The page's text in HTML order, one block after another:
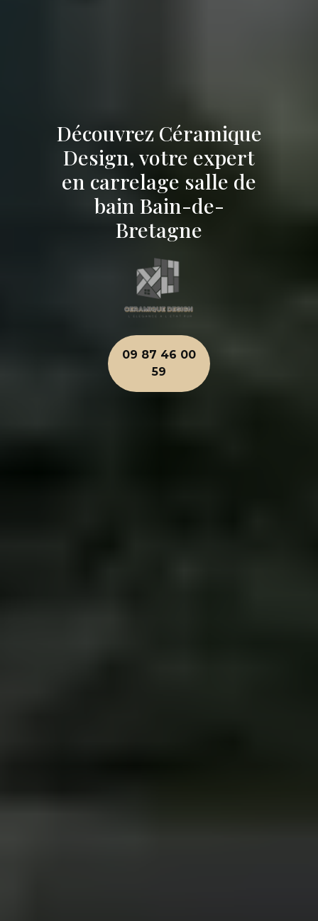
Découvrez Céramique
Design, votre expert
en carrelage salle de
bain Bain-de-
Bretagne
09 87 46 00
59